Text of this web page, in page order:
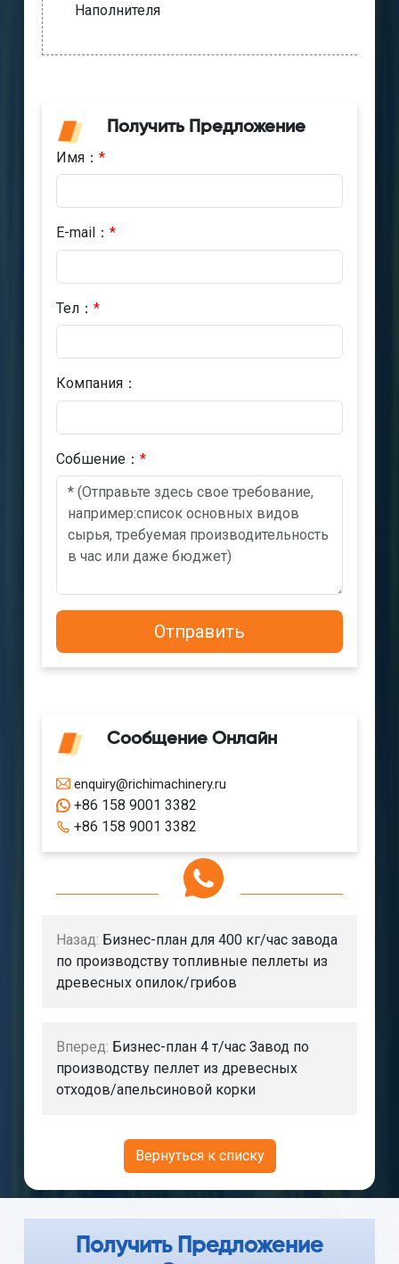
Наполнителя
Получить Предложение
Имя： *
E-mail： *
Тел： *
Компания：
Cобшениe： *
Сообщение Онлайн
enquiry@richimachinery.ru
+86 158 9001 3382
+86 158 9001 3382
Назад: Бизнес-план для 400 кг/час завода
по производству топливные пеллеты из
древесных опилок/грибов
Вперед: Бизнес-план 4 т/час Завод по
производству пеллет из древесных
отходов/апельсиновой корки
Вернуться к списку
Получить Предложение